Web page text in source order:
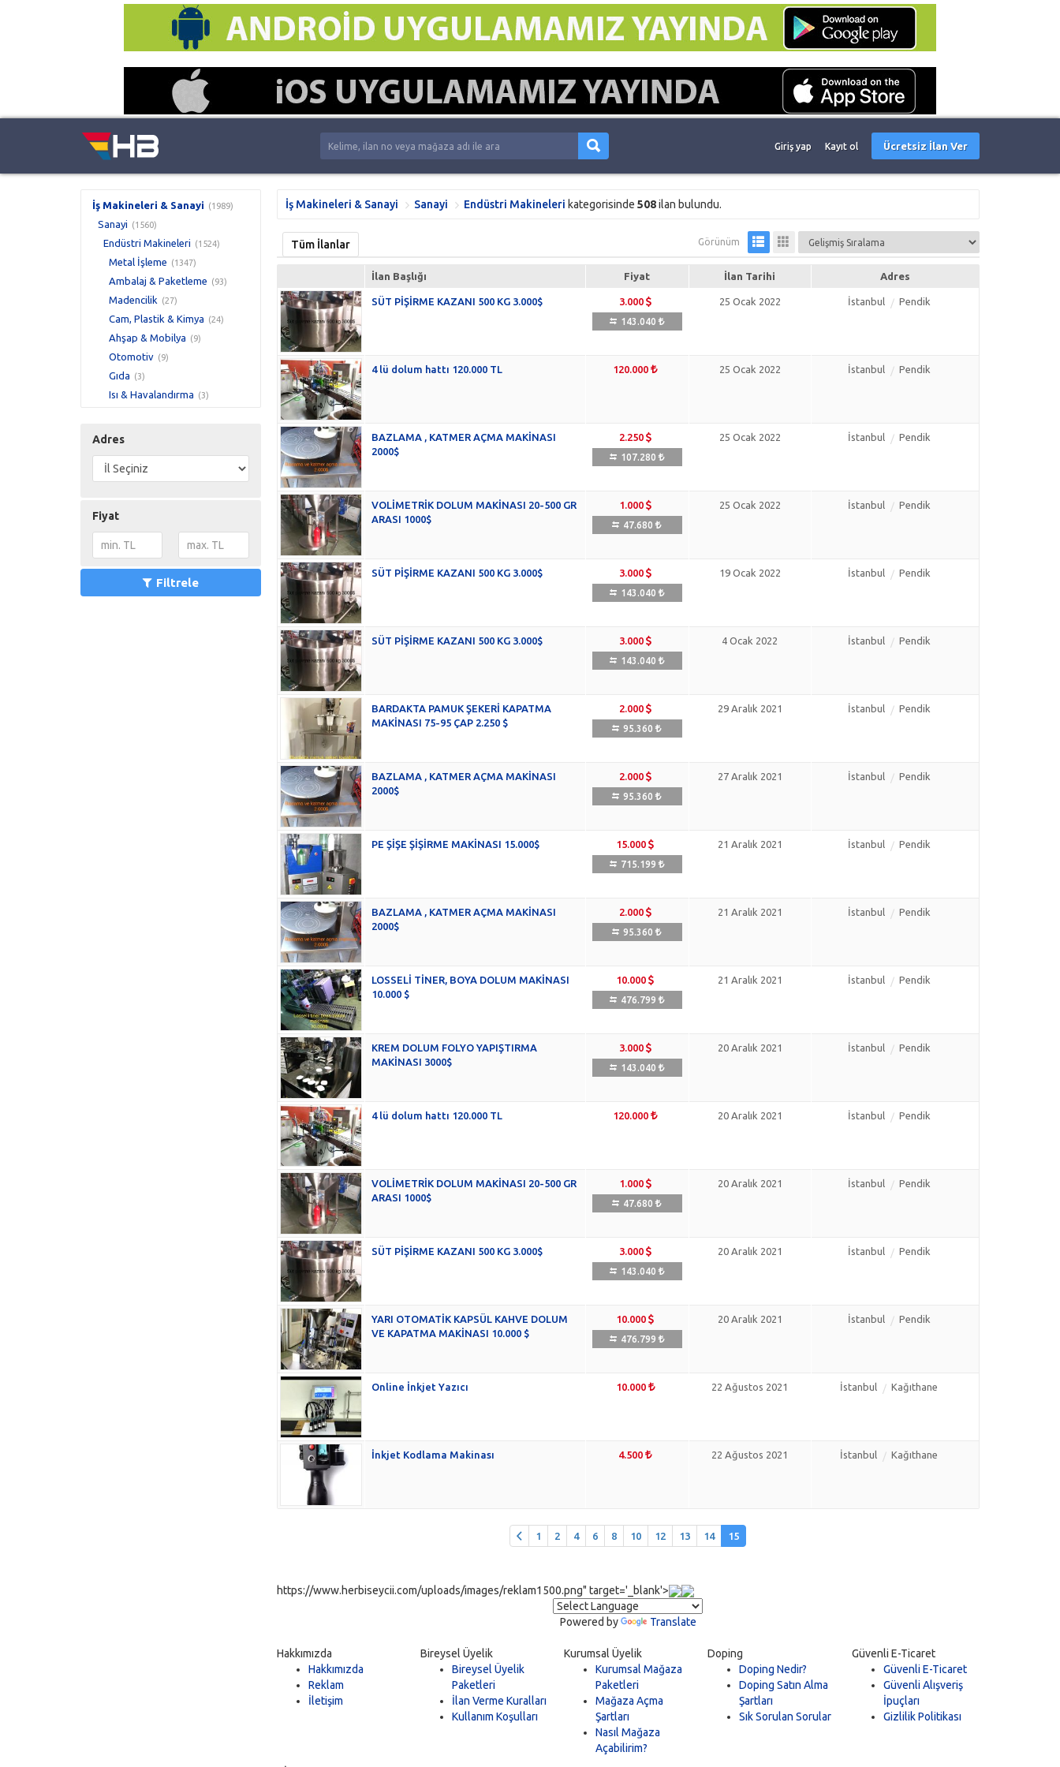
Giriş yap Kayıt ol Ücretsiz İlan Ver
İş Makineleri & Sanayi (1989)
Sanayi (1560)
Endüstri Makineleri (1524)
Metal İşleme (1347)
Ambalaj & Paketleme (93)
Madencilik (27)
Cam, Plastik & Kimya (24)
Ahşap & Mobilya (9)
Otomotiv (9)
Gıda (3)
Isı & Havalandırma (3)
3 D Yazıcılar
Adres
Fiyat
Filtrele
İş Makineleri & Sanayi Sanayi Endüstri Makineleri kategorisinde 508ilan bulundu.
Tüm İlanlar Görünüm
İlan Başlığı Fiyat İlan Tarihi Adres
SÜT PİŞİRME KAZANI 500 KG 3.000$ 3.000
143.040
25 Ocak 2022 İstanbul Pendik
4 lü dolum hattı 120.000 TL 120.000 25 Ocak 2022 İstanbul Pendik
BAZLAMA , KATMER AÇMA MAKİNASI
2000$
2.250
107.280
25 Ocak 2022 İstanbul Pendik
VOLİMETRİK DOLUM MAKİNASI 20-500 GR
ARASI 1000$
1.000
47.680
25 Ocak 2022 İstanbul Pendik
SÜT PİŞİRME KAZANI 500 KG 3.000$ 3.000
143.040
19 Ocak 2022 İstanbul Pendik
SÜT PİŞİRME KAZANI 500 KG 3.000$ 3.000
143.040
4 Ocak 2022 İstanbul Pendik
BARDAKTA PAMUK ŞEKERİ KAPATMA
MAKİNASI 75-95 ÇAP 2.250 $
2.000
95.360
29 Aralık 2021 İstanbul Pendik
BAZLAMA , KATMER AÇMA MAKİNASI
2000$
2.000
95.360
27 Aralık 2021 İstanbul Pendik
PE ŞİŞE ŞİŞİRME MAKİNASI 15.000$ 15.000
715.199
21 Aralık 2021 İstanbul Pendik
BAZLAMA , KATMER AÇMA MAKİNASI
2000$
2.000
95.360
21 Aralık 2021 İstanbul Pendik
LOSSELİ TİNER, BOYA DOLUM MAKİNASI
10.000 $
10.000
476.799
21 Aralık 2021 İstanbul Pendik
KREM DOLUM FOLYO YAPIŞTIRMA
MAKİNASI 3000$
3.000
143.040
20 Aralık 2021 İstanbul Pendik
4 lü dolum hattı 120.000 TL 120.000 20 Aralık 2021 İstanbul Pendik
VOLİMETRİK DOLUM MAKİNASI 20-500 GR
ARASI 1000$
1.000
47.680
20 Aralık 2021 İstanbul Pendik
SÜT PİŞİRME KAZANI 500 KG 3.000$ 3.000
143.040
20 Aralık 2021 İstanbul Pendik
YARI OTOMATİK KAPSÜL KAHVE DOLUM
VE KAPATMA MAKİNASI 10.000 $
10.000
476.799
20 Aralık 2021 İstanbul Pendik
Online İnkjet Yazıcı 10.000 22 Ağustos 2021 İstanbul Kağıthane
İnkjet Kodlama Makinası 4.500 22 Ağustos 2021 İstanbul Kağıthane
1 2 4 6 8 10 12 13 14 15
https://www.herbiseycii.com/uploads/images/reklam1500.png" target='_blank'>
Powered by Translate
Hakkımızda
Hakkımızda
Reklam
İletişim
Bireysel Üyelik
Bireysel Üyelik
Paketleri
İlan Verme Kuralları
Kullanım Koşulları
Kurumsal Üyelik
Kurumsal Mağaza
Paketleri
Mağaza Açma
Şartları
Nasıl Mağaza
Açabilirim?
Doping
Doping Nedir?
Doping Satın Alma
Şartları
Sık Sorulan Sorular
Güvenli E-Ticaret
Güvenli E-Ticaret
Güvenli Alışveriş
İpuçları
Gizlilik Politikası